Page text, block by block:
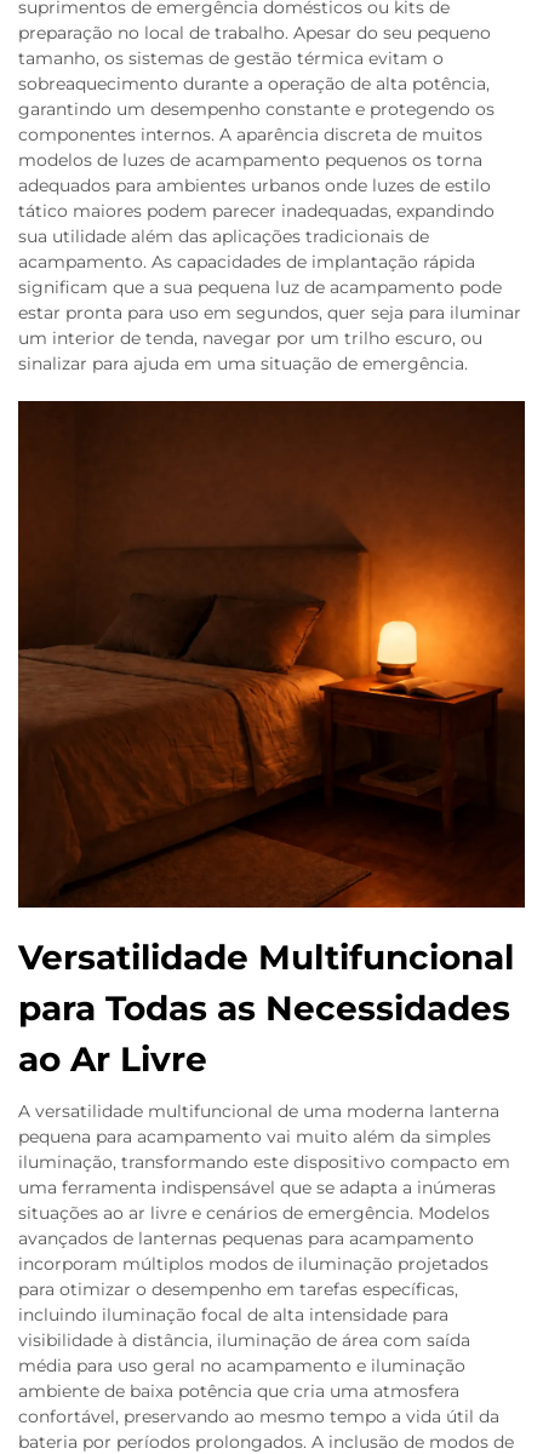
suprimentos de emergência domésticos ou kits de
preparação no local de trabalho. Apesar do seu pequeno
tamanho, os sistemas de gestão térmica evitam o
sobreaquecimento durante a operação de alta potência,
garantindo um desempenho constante e protegendo os
componentes internos. A aparência discreta de muitos
modelos de luzes de acampamento pequenos os torna
adequados para ambientes urbanos onde luzes de estilo
tático maiores podem parecer inadequadas, expandindo
sua utilidade além das aplicações tradicionais de
acampamento. As capacidades de implantação rápida
significam que a sua pequena luz de acampamento pode
estar pronta para uso em segundos, quer seja para iluminar
um interior de tenda, navegar por um trilho escuro, ou
sinalizar para ajuda em uma situação de emergência.
Versatilidade Multifuncional
para Todas as Necessidades
ao Ar Livre
A versatilidade multifuncional de uma moderna lanterna
pequena para acampamento vai muito além da simples
iluminação, transformando este dispositivo compacto em
uma ferramenta indispensável que se adapta a inúmeras
situações ao ar livre e cenários de emergência. Modelos
avançados de lanternas pequenas para acampamento
incorporam múltiplos modos de iluminação projetados
para otimizar o desempenho em tarefas específicas,
incluindo iluminação focal de alta intensidade para
visibilidade à distância, iluminação de área com saída
média para uso geral no acampamento e iluminação
ambiente de baixa potência que cria uma atmosfera
confortável, preservando ao mesmo tempo a vida útil da
bateria por períodos prolongados. A inclusão de modos de